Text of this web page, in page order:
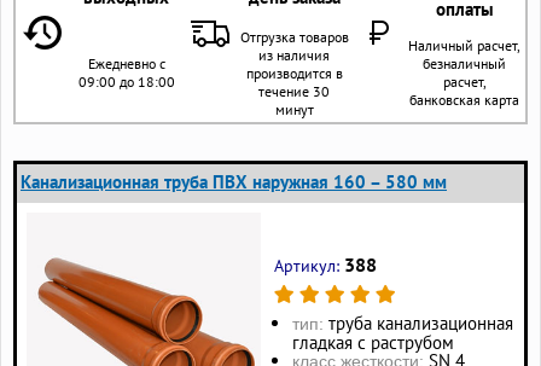
оплаты
Ежедневно с
09:00 до 18:00
Отгрузка товаров
из наличия
производится в
течение 30
минут
Наличный расчет,
безналичный
расчет,
банковская карта
Канализационная труба ПВХ наружная 160 – 580 мм
Артикул: 388
тип: труба канализационная
гладкая с раструбом
класс жесткости: SN 4